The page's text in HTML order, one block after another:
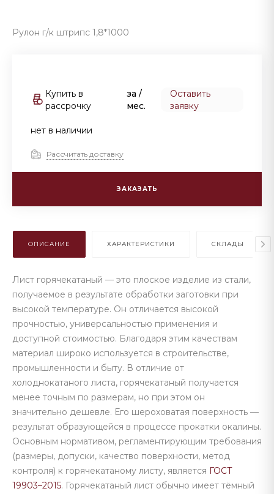
Рулон г/к штрипс 1,8*1000
Купить в
рассрочку
за/
мес.
Оставить
заявку
нет в наличии
Рассчитать доставку
ЗАКАЗАТЬ
ОПИСАНИЕ ХАРАКТЕРИСТИКИ СКЛАДЫ
Лист горячекатаный — это плоское изделие из стали,
получаемое в результате обработки заготовки при
высокой температуре. Он отличается высокой
прочностью, универсальностью применения и
доступной стоимостью. Благодаря этим качествам
материал широко используется в строительстве,
промышленности и быту. В отличие от
холоднокатаного листа, горячекатаный получается
менее точным по размерам, но при этом он
значительно дешевле. Его шероховатая поверхность —
результат образующейся в процессе прокатки окалины.
Основным нормативом, регламентирующим требования
(размеры, допуски, качество поверхности, метод
контроля) к горячекатаному листу, является ГОСТ
19903–2015. Горячекатаный лист обычно имеет тёмный